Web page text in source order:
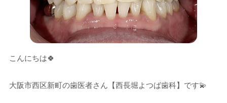
こんにちは🍀
大阪市西区新町の歯医者さん【西長堀よつば歯科】です💫